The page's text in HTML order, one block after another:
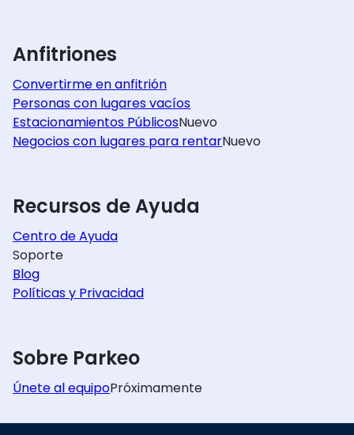
Anfitriones
Convertirme en anfitrión
Personas con lugares vacíos
Estacionamientos PúblicosNuevo
Negocios con lugares para rentarNuevo
Recursos de Ayuda
Centro de Ayuda
Soporte
Blog
Políticas y Privacidad
Sobre Parkeo
Únete al equipoPróximamente